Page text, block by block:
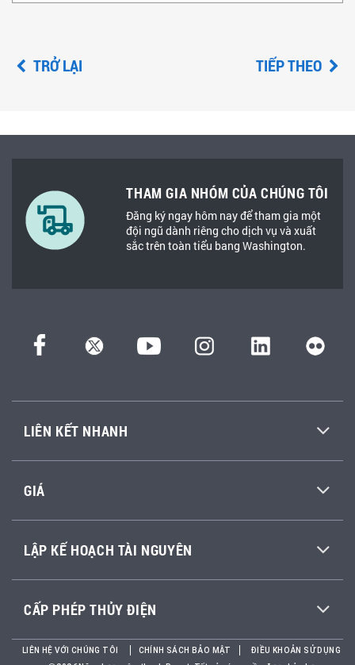
TRỞ LẠI TIẾP THEO
THAM GIA NHÓM CỦA CHÚNG TÔI
Đăng ký ngay hôm nay để tham gia một
đội ngũ dành riêng cho dịch vụ và xuất
sắc trên toàn tiểu bang Washington.
LIÊN KẾT NHANH
GIÁ
LẬP KẾ HOẠCH TÀI NGUYÊN
CẤP PHÉP THỦY ĐIỆN
LIÊN HỆ VỚI CHÚNG TÔI CHÍNH SÁCH BẢO MẬT
ĐIỀU KHOẢN SỬ DỤNG